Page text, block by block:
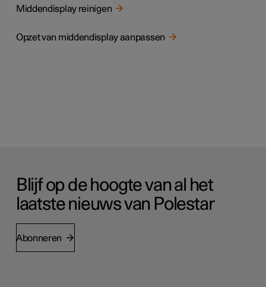
Middendisplay reinigen
Opzet van middendisplay aanpassen
Blijf op de hoogte van al het
laatste nieuws van Polestar
Abonneren